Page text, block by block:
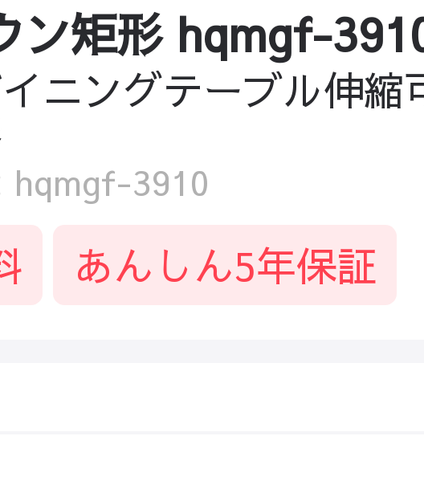
ン矩形 hqmgf-
ニングテーブル伸縮
hqmgf-3910
あんしん5年保証